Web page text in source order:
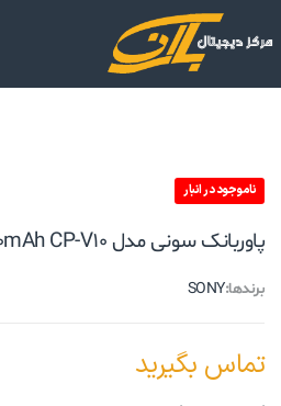
ناموجود در انبار
پاوربانک سونی مدل Sony 10000mAh CP-V10
برندها:SONY
تماس بگیرید